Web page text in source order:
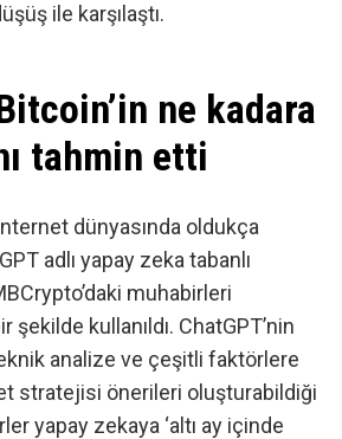
ile karşılaştı.
ne kadara
tahmin etti
dünyasında oldukça
adlı yapay zeka tabanlı
muhabirleri
şekilde kullanıldı. ChatGPT’nin
analize ve çeşitli faktörlere
stratejisi önerileri oluşturabildiği
yapay zekaya ‘altı ay içinde